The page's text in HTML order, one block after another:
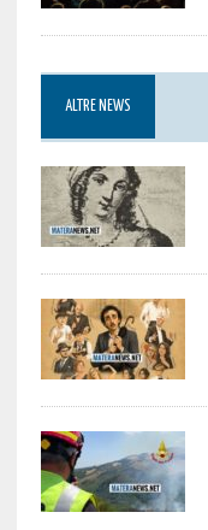
ALTRE NEWS